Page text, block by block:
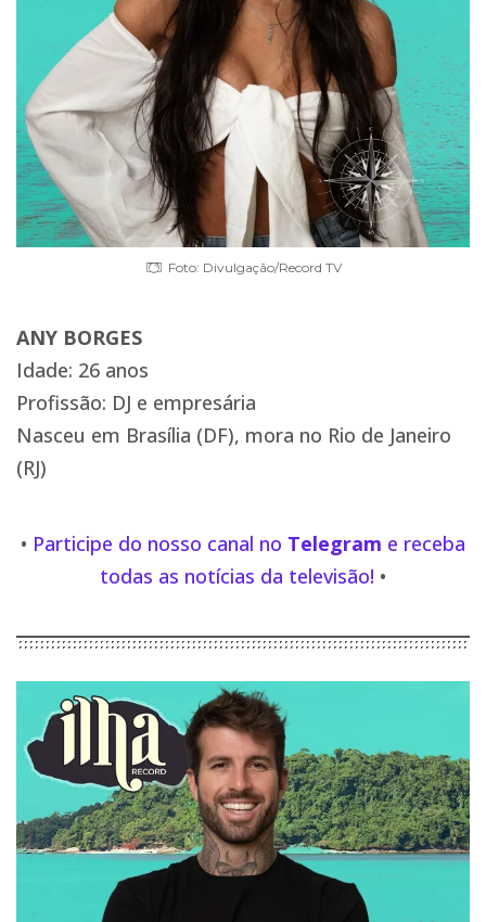
Foto: Divulgação/Record TV
ANY BORGES
Idade: 26 anos
Profissão: DJ e empresária
Nasceu em Brasília (DF), mora no Rio de Janeiro
(RJ)
• Participe do nosso canal no Telegram e receba
todas as notícias da televisão! •